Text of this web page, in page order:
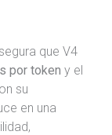
que V4
por token y el
su
en una